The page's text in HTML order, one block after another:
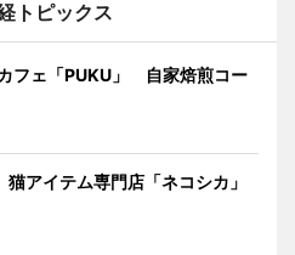
トピックス
フェ「PUKU」 自家焙煎コー
アイテム専門店「ネコシカ」